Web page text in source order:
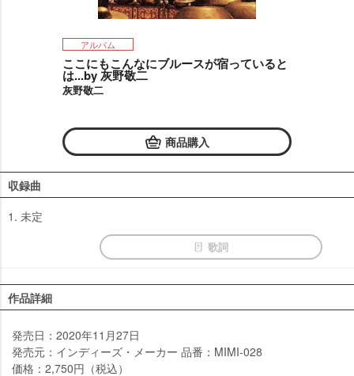
アルバム
ここにもこんなにブルースが宿っていると
は...by 灰野敬二
灰野敬二
商品購入
収録曲
1. 未定
歌詞
作品詳細
発売日：2020年11月27日
発売元：インディーズ・メーカー 品番：MIMI-028
価格：2,750円（税込）